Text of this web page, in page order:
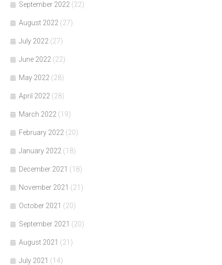
September 2022 (22)
August 2022 (27)
July 2022 (27)
June 2022 (22)
May 2022 (28)
April 2022 (28)
March 2022 (19)
February 2022 (20)
January 2022 (18)
December 2021 (18)
November 2021 (21)
October 2021 (20)
September 2021 (20)
August 2021 (21)
July 2021 (14)